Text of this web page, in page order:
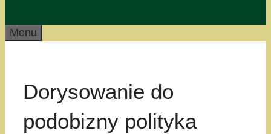
Menu
Dorysowanie do
podobizny polityka